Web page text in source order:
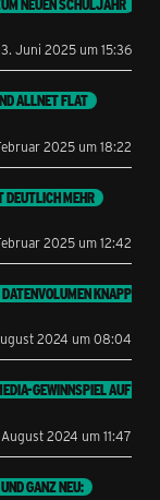
NEUEN SCHULJAHR
Juni 2025 um 15:36
ALLNET FLAT
2025 um 18:22
MEHR
2025 um 12:42
KNAPP
2024 um 08:04
GEWINNSPIEL AUF
2024 um 11:47
GANZ NEU: